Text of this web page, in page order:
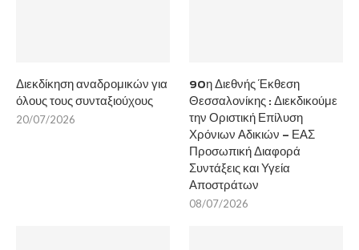
Διεκδίκηση αναδρομικών για
όλους τους συνταξιούχους
20/07/2026
90η Διεθνής Έκθεση
Θεσσαλονίκης : Διεκδικούμε
την Οριστική Επίλυση
Χρόνιων Αδικιών – ΕΑΣ
Προσωπική Διαφορά
Συντάξεις και Υγεία
Αποστράτων
08/07/2026